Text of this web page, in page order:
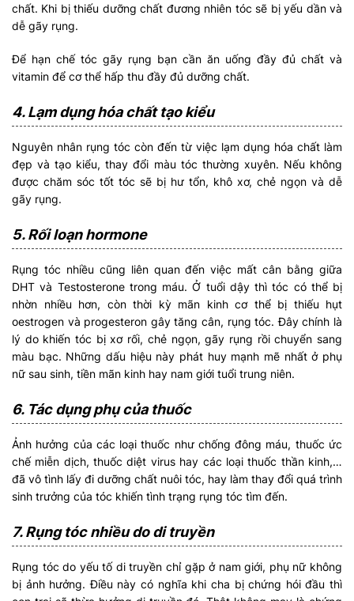
chất. Khi bị thiếu dưỡng chất đương nhiên tóc sẽ bị yếu dần và
dễ gãy rụng.
Để hạn chế tóc gãy rụng bạn cần ăn uống đầy đủ chất và
vitamin để cơ thể hấp thu đầy đủ dưỡng chất.
4. Lạm dụng hóa chất tạo kiểu
Nguyên nhân rụng tóc còn đến từ việc lạm dụng hóa chất làm
đẹp và tạo kiểu, thay đổi màu tóc thường xuyên. Nếu không
được chăm sóc tốt tóc sẽ bị hư tổn, khô xơ, chẻ ngọn và dễ
gãy rụng.
5. Rối loạn hormone
Rụng tóc nhiều cũng liên quan đến việc mất cân bằng giữa
DHT và Testosterone trong máu. Ở tuổi dậy thì tóc có thể bị
nhờn nhiều hơn, còn thời kỳ mãn kinh cơ thể bị thiếu hụt
oestrogen và progesteron gây tăng cân, rụng tóc. Đây chính là
lý do khiến tóc bị xơ rối, chẻ ngọn, gãy rụng rồi chuyển sang
màu bạc. Những dấu hiệu này phát huy mạnh mẽ nhất ở phụ
nữ sau sinh, tiền mãn kinh hay nam giới tuổi trung niên.
6. Tác dụng phụ của thuốc
Ảnh hưởng của các loại thuốc như chống đông máu, thuốc ức
chế miễn dịch, thuốc diệt virus hay các loại thuốc thần kinh,…
đã vô tình lấy đi dưỡng chất nuôi tóc, hay làm thay đổi quá trình
sinh trưởng của tóc khiến tình trạng rụng tóc tìm đến.
7. Rụng tóc nhiều do di truyền
Rụng tóc do yếu tố di truyền chỉ gặp ở nam giới, phụ nữ không
bị ảnh hưởng. Điều này có nghĩa khi cha bị chứng hói đầu thì